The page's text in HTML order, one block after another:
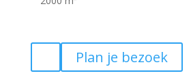
Plan je bezoek